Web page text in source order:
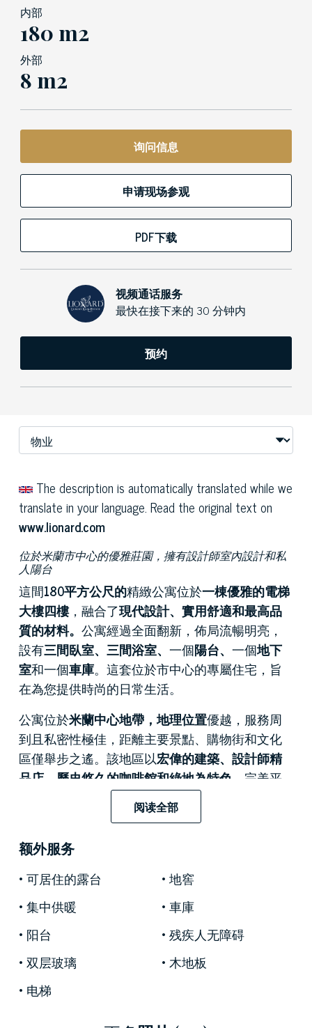
内部
180 m2
外部
8 m2
询问信息
申请现场参观
PDF下载
视频通话服务
最快在接下来的 30 分钟内
预约
The description is automatically translated while we
translate in your language. Read the original text on
www.lionard.com
位於米蘭市中心的優雅莊園，擁有設計師室內設計和私
人陽台
這間180平方公尺的精緻公寓位於一棟優雅的電梯
大樓四樓，融合了現代設計、實用舒適和最高品
質的材料。 公寓經過全面翻新，佈局流暢明亮，
設有三間臥室、三間浴室、 一個陽台、 一個地下
室和一個車庫。這套位於市中心的專屬住宅，旨
在為您提供時尚的日常生活。
公寓位於米蘭中心地帶，地理位置優越，服務周
到且私密性極佳，距離主要景點、購物街和文化
區僅舉步之遙。該地區以宏偉的建築、設計師精
品店、歷史悠久的咖啡館和綠地為特色， 完美平
衡了都市活力與寧靜的居住氛圍。
全面翻新，採用最高品質的裝飾
人字形拼花
窗戶提供充足的自然光線，並營造出室內外的對
話，私人陽台更是如此。
起居區通往一片寬敞的
開放空間，包含客廳、餐
廳和帶有白色大理石中島的設計師廚房，
現代的氛圍非常適合娛樂和社交。建築細節和風
格選擇營造出優雅、低調而精緻的氛圍，專為國
阅读全部
额外服务
可居住的露台
地窖
集中供暖
車庫
阳台
残疾人无障碍
双层玻璃
木地板
电梯